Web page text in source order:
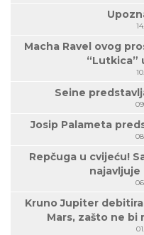
Macha Ravel ovog
“Lutkica”
Seine
Josip Palameta
Repčuga u cvijeću!
najavljuje
Kruno Jupiter
Mars, zašto ne bi